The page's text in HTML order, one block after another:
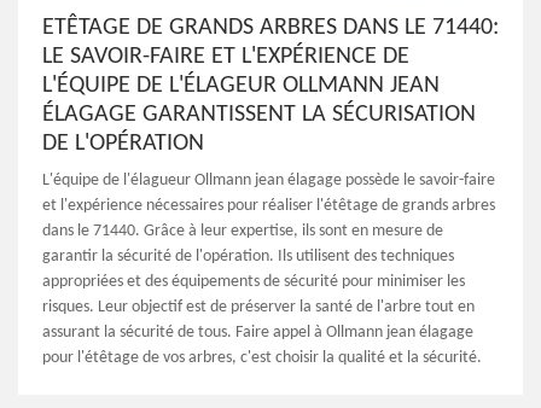
ETÊTAGE DE GRANDS ARBRES DANS LE 71440:
LE SAVOIR-FAIRE ET L'EXPÉRIENCE DE
L'ÉQUIPE DE L'ÉLAGEUR OLLMANN JEAN
ÉLAGAGE GARANTISSENT LA SÉCURISATION
DE L'OPÉRATION
L'équipe de l'élagueur Ollmann jean élagage possède le savoir-faire
et l'expérience nécessaires pour réaliser l'étêtage de grands arbres
dans le 71440. Grâce à leur expertise, ils sont en mesure de
garantir la sécurité de l'opération. Ils utilisent des techniques
appropriées et des équipements de sécurité pour minimiser les
risques. Leur objectif est de préserver la santé de l'arbre tout en
assurant la sécurité de tous. Faire appel à Ollmann jean élagage
pour l'étêtage de vos arbres, c'est choisir la qualité et la sécurité.